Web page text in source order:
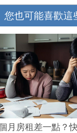
您也可能喜歡這
月房租差一點？